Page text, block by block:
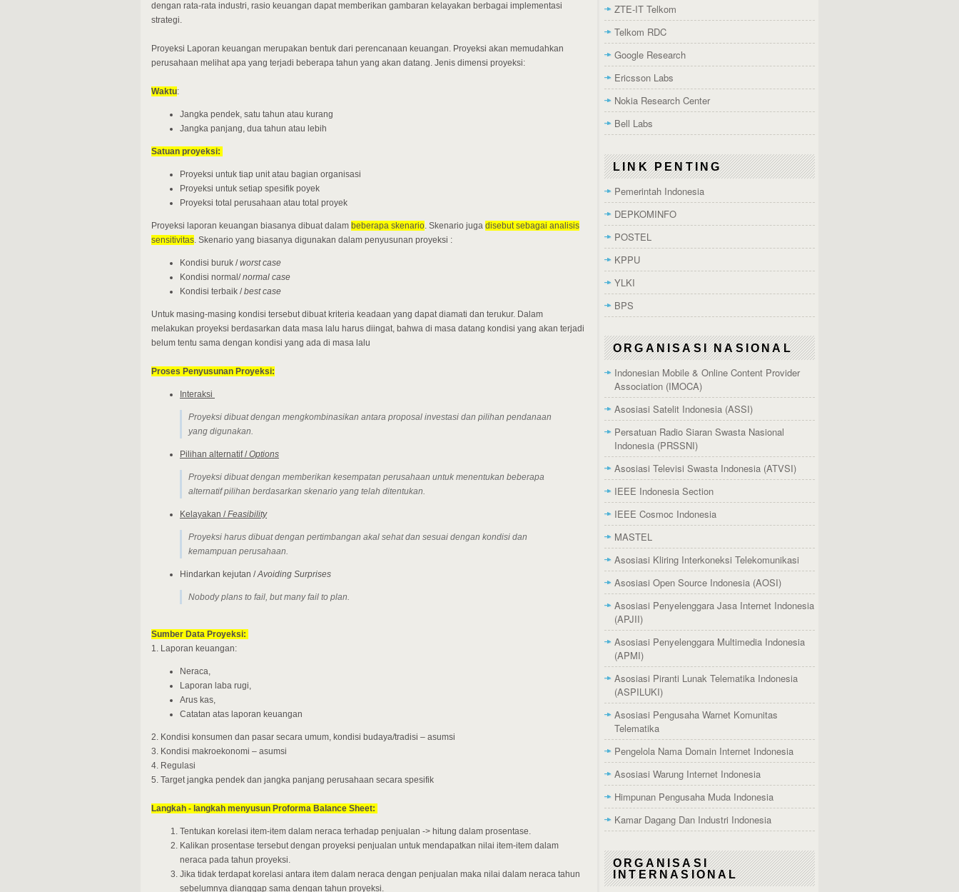
dengan rata-rata industri, rasio keuangan dapat memberikan gambaran kelayakan berbagai implementasi
strategi.
Proyeksi Laporan keuangan merupakan bentuk dari perencanaan keuangan. Proyeksi akan memudahkan
perusahaan melihat apa yang terjadi beberapa tahun yang akan datang. Jenis dimensi proyeksi:
Waktu:
Jangka pendek, satu tahun atau kurang
Jangka panjang, dua tahun atau lebih
Satuan proyeksi:
Proyeksi untuk tiap unit atau bagian organisasi
Proyeksi untuk setiap spesifik poyek
Proyeksi total perusahaan atau total proyek
Proyeksi laporan keuangan biasanya dibuat dalam beberapa skenario. Skenario juga disebut sebagai analisis
sensitivitas. Skenario yang biasanya digunakan dalam penyusunan proyeksi :
Kondisi buruk /worst case
Kondisi normal/normal case
Kondisi terbaik /best case
Untuk masing-masing kondisi tersebut dibuat kriteria keadaan yang dapat diamati dan terukur. Dalam
melakukan proyeksi berdasarkan data masa lalu harus diingat, bahwa di masa datang kondisi yang akan terjadi
belum tentu sama dengan kondisi yang ada di masa lalu
Proses Penyusunan Proyeksi:
Interaksi
Proyeksi dibuat dengan mengkombinasikan antara proposal investasi dan pilihan pendanaan
yang digunakan.
Pilihan alternatif /Options
Proyeksi dibuat dengan memberikan kesempatan perusahaan untuk menentukan beberapa
alternatif pilihan berdasarkan skenario yang telah ditentukan.
Kelayakan /Feasibility
Proyeksi harus dibuat dengan pertimbangan akal sehat dan sesuai dengan kondisi dan
kemampuan perusahaan.
Hindarkan kejutan /Avoiding Surprises
Nobody plans to fail, but many fail to plan.
Sumber Data Proyeksi:
1. Laporan keuangan:
Neraca,
Laporan laba rugi,
Arus kas,
Catatan atas laporan keuangan
2. Kondisi konsumen dan pasar secara umum, kondisi budaya/tradisi – asumsi
3. Kondisi makroekonomi – asumsi
4. Regulasi
5. Target jangka pendek dan jangka panjang perusahaan secara spesifik
Langkah - langkah menyusun Proforma Balance Sheet:
Tentukan korelasi item-item dalam neraca terhadap penjualan -> hitung dalam prosentase.
Kalikan prosentase tersebut dengan proyeksi penjualan untuk mendapatkan nilai item-item dalam
neraca pada tahun proyeksi.
Jika tidak terdapat korelasi antara item dalam neraca dengan penjualan maka nilai dalam neraca tahun
sebelumnya dianggap sama dengan tahun proyeksi.
ZTE-IT Telkom
Telkom RDC
Google Research
Ericsson Labs
Nokia Research Center
Bell Labs
LINK PENTING
Pemerintah Indonesia
DEPKOMINFO
POSTEL
KPPU
YLKI
BPS
ORGANISASI NASIONAL
Indonesian Mobile & Online Content Provider
Association (IMOCA)
Asosiasi Satelit Indonesia (ASSI)
Persatuan Radio Siaran Swasta Nasional
Indonesia (PRSSNI)
Asosiasi Televisi Swasta Indonesia (ATVSI)
IEEE Indonesia Section
IEEE Cosmoc Indonesia
MASTEL
Asosiasi Kliring Interkoneksi Telekomunikasi
Asosiasi Open Source Indonesia (AOSI)
Asosiasi Penyelenggara Jasa Internet Indonesia
(APJII)
Asosiasi Penyelenggara Multimedia Indonesia
(APMI)
Asosiasi Piranti Lunak Telematika Indonesia
(ASPILUKI)
Asosiasi Pengusaha Warnet Komunitas
Telematika
Pengelola Nama Domain Internet Indonesia
Asosiasi Warung Internet Indonesia
Himpunan Pengusaha Muda Indonesia
Kamar Dagang Dan Industri Indonesia
ORGANISASI
INTERNASIONAL